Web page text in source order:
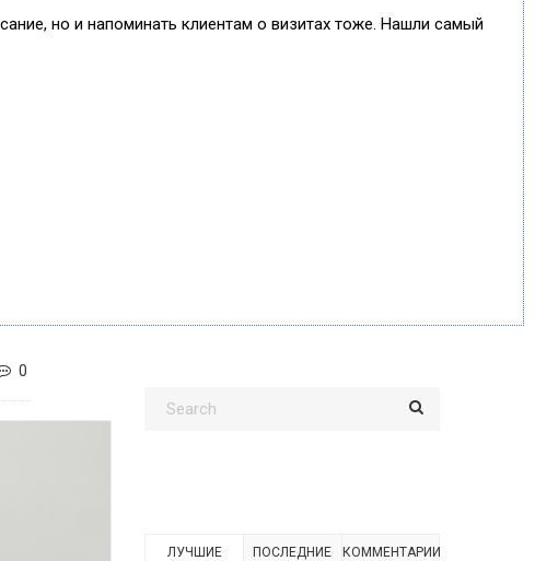
но и напоминать клиентам о визитах тоже. Нашли самый
0
ЛУЧШИЕ ПОСЛЕДНИЕ КОММЕНТАРИИ